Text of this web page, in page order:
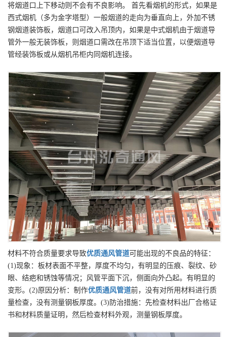
将烟道口上下移动则不会有不良影响。 首先看烟机的形式，如果是
西式烟机（多为金字塔型）一般烟道的走向为垂直向上，外加不锈
钢烟道装饰板，烟道口可改入吊顶内，如果是中式烟机由于烟道导
管外一般无装饰板，则烟道口需改在吊顶下适当位置，以便烟道导
管经装饰板或从烟机吊柜内同烟机连接。
材料不符合质量要求导致优质通风管道可能出现的不良品的特征：
(1)现象：板材表面不平整，厚度不均匀，有明显的压痕、裂纹、砂
眼、结疤和锈蚀等情况；风管平面下沉，侧面向外凸起。有明显的
变形。(2)原因分析：制作优质通风管道前，没有对所用材料进行质
量检查，没有测量钢板厚度。(3)防治措施：先检查材料出厂合格证
书和材料质量证明，然后检查材料外观，测量钢板厚度。